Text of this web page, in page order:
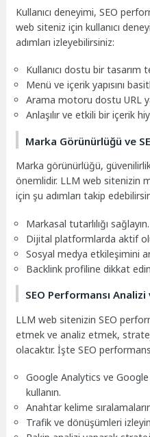
Kullanıcı deneyimi, SEO
web siteniz için kullanıcı
adımları izleyebilirsiniz:
Kullanıcı dostu bir tasarım
Menü ve içerik yapısını
Arama motoru dostu URL
Anlaşılır ve etkili bir içerik
Marka Görünürlüğü ve
Marka görünürlüğü,
önemlidir. LLM web sitenizin
için şu adımları takip
Markasal tutarlılığı sağlayın.
Dijital platformlarda aktif
Sosyal medya etkileşimini
Backlink profiline dikkat
SEO Performansı
LLM web sitenizin SEO
etmek ve analiz etmek,
olacaktır. İşte SEO
Google Analytics ve
kullanın.
Anahtar kelime
Trafik ve dönüşümleri